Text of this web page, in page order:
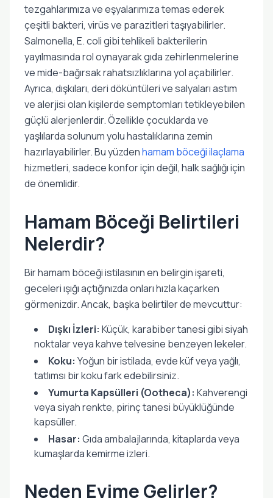
tezgahlarımıza ve eşyalarımıza temas ederek
çeşitli bakteri, virüs ve parazitleri taşıyabilirler.
Salmonella, E. coli gibi tehlikeli bakterilerin
yayılmasında rol oynayarak gıda zehirlenmelerine
ve mide-bağırsak rahatsızlıklarına yol açabilirler.
Ayrıca, dışkıları, deri döküntüleri ve salyaları astım
ve alerjisi olan kişilerde semptomları tetikleyebilen
güçlü alerjenlerdir. Özellikle çocuklarda ve
yaşlılarda solunum yolu hastalıklarına zemin
hazırlayabilirler. Bu yüzdenhamam böceği ilaçlama
hizmetleri, sadece konfor için değil, halk sağlığı için
de önemlidir.
Hamam Böceği Belirtileri
Nelerdir?
Bir hamam böceği istilasının en belirgin işareti,
geceleri ışığı açtığınızda onları hızla kaçarken
görmenizdir. Ancak, başka belirtiler de mevcuttur:
Dışkı İzleri: Küçük, karabiber tanesi gibi siyah
noktalar veya kahve telvesine benzeyen lekeler.
Koku: Yoğun bir istilada, evde küf veya yağlı,
tatlımsı bir koku fark edebilirsiniz.
Yumurta Kapsülleri (Ootheca): Kahverengi
veya siyah renkte, pirinç tanesi büyüklüğünde
kapsüller.
Hasar: Gıda ambalajlarında, kitaplarda veya
kumaşlarda kemirme izleri.
Neden Evime Gelirler?